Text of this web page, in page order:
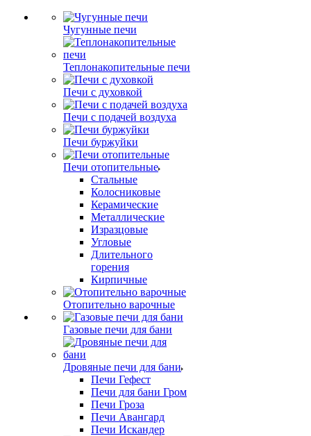
Чугунные печи
Теплонакопительные печи
Печи с духовкой
Печи с подачей воздуха
Печи буржуйки
Печи отопительные
Стальные
Колосниковые
Керамические
Металлические
Изразцовые
Угловые
Длительного
горения
Кирпичные
Отопительно варочные
Газовые печи для бани
Дровяные печи для бани
Печи Гефест
Печи для бани Гром
Печи Гроза
Печи Авангард
Печи Искандер